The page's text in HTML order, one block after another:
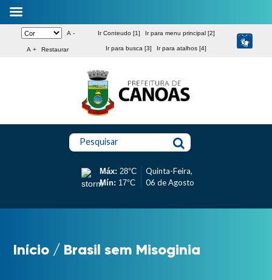
A -
A + Restaurar
Ir Conteudo [1] Ir para menu principal [2]
Ir para busca [3] Ir para atalhos [4]
Pesquisar
Máx: 28°C
Mín: 17°C
Quinta-Feira,
06 de Agosto
Início / Brasil sem Misoginia